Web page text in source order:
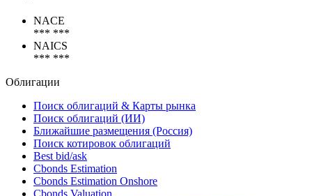
NACE
*** ***
NAICS
*** ***
Облигации
Поиск облигаций & Карты рынка
Поиск облигаций (ИИ)
Ближайшие размещения (Россия)
Поиск котировок облигаций
Best bid/ask
Cbonds Estimation
Cbonds Estimation Onshore
Cbonds Valuation